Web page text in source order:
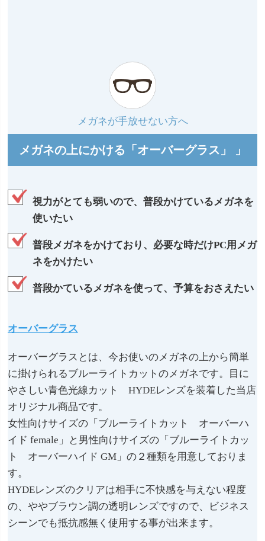
メガネが手放せない方へ
メガネの上にかける「オーバーグラス」 」
視力がとても弱いので、普段かけているメガネを
使いたい
普段メガネをかけており、必要な時だけPC用メガ
ネをかけたい
普段かているメガネを使って、予算をおさえたい
オーバーグラス
オーバーグラスとは、今お使いのメガネの上から簡単
に掛けられるブルーライトカットのメガネです。目に
やさしい青色光線カット HYDEレンズを装着した当店
オリジナル商品です。
女性向けサイズの「ブルーライトカット オーバーハ
イド female」と男性向けサイズの「ブルーライトカッ
ト オーバーハイド GM」の２種類を用意しておりま
す。
HYDEレンズのクリアは相手に不快感を与えない程度
の、ややブラウン調の透明レンズですので、ビジネス
シーンでも抵抗感無く使用する事が出来ます。